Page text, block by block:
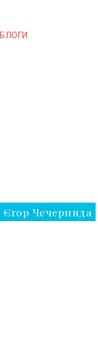
БЛОГИ
Єгор Чечеринда